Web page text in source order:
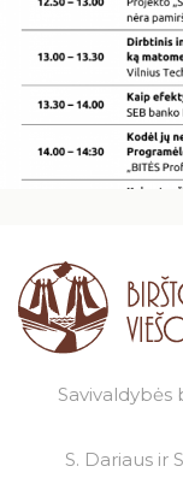
Savivaldybės
S. Dariaus ir